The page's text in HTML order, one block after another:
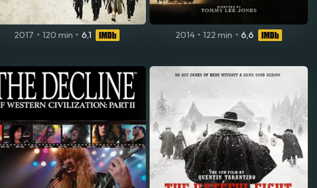
2017 • 120 min • 6,1 2014 • 122 min • 6,6